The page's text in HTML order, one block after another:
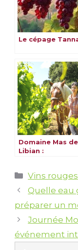
Le cépage
Domaine Mas de
Libian :
Ardèche
Catégories
Vins rouges
Quelle eau
préparer un
Journée
événement